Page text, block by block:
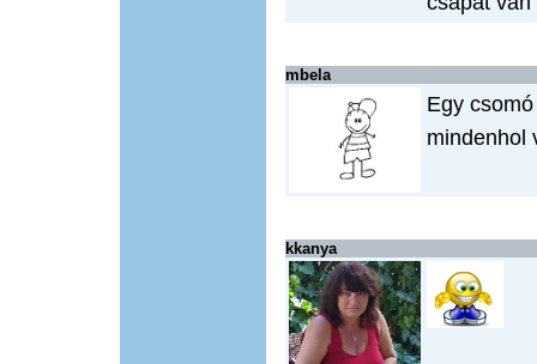
mbela
Egy
mindenhol
kkanya